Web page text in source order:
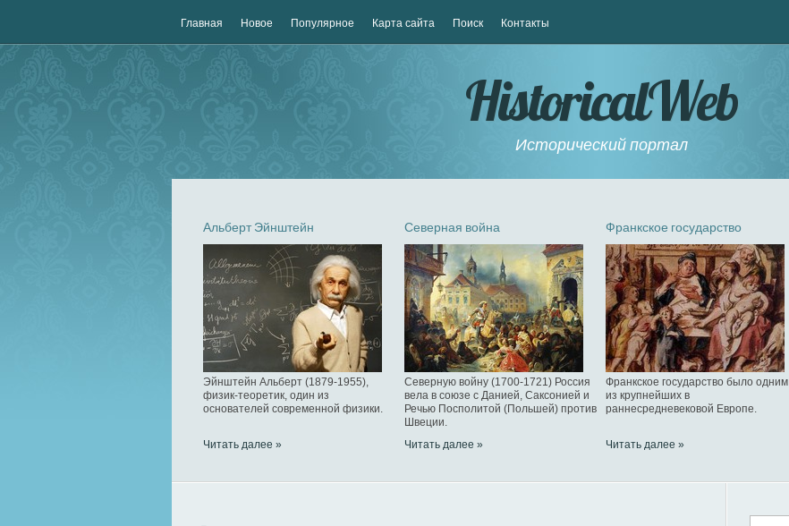
Главная Новое Популярное Карта сайта Поиск Контакты
HistoricalWeb
Исторический портал
Альберт Эйнштейн
Эйнштейн Альберт (1879-1955),
физик-теоретик, один из
основателей современной физики.
Читать далее »
Северная война
Северную войну (1700-1721) Россия
вела в союзе с Данией, Саксонией и
Речью Посполитой (Польшей) против
Швеции.
Читать далее »
Франкское государство
Франкское государство было одним
из крупнейших в
раннесредневековой Европе.
Читать далее »